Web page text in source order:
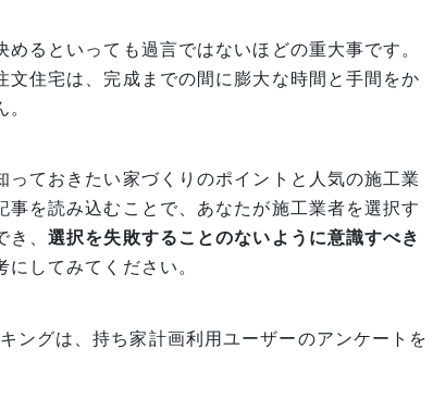
るといっても過言ではないほどの重大事です。
住宅は、完成までの間に膨大な時間と手間をか
ておきたい家づくりのポイントと人気の施工業
を読み込むことで、あなたが施工業者を選択す
き、選択を失敗することのないように意識すべき
にしてみてください。
ングは、持ち家計画利用ユーザーのアンケートを